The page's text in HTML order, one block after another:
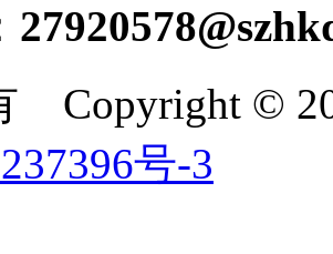
Copyright ©
号-3